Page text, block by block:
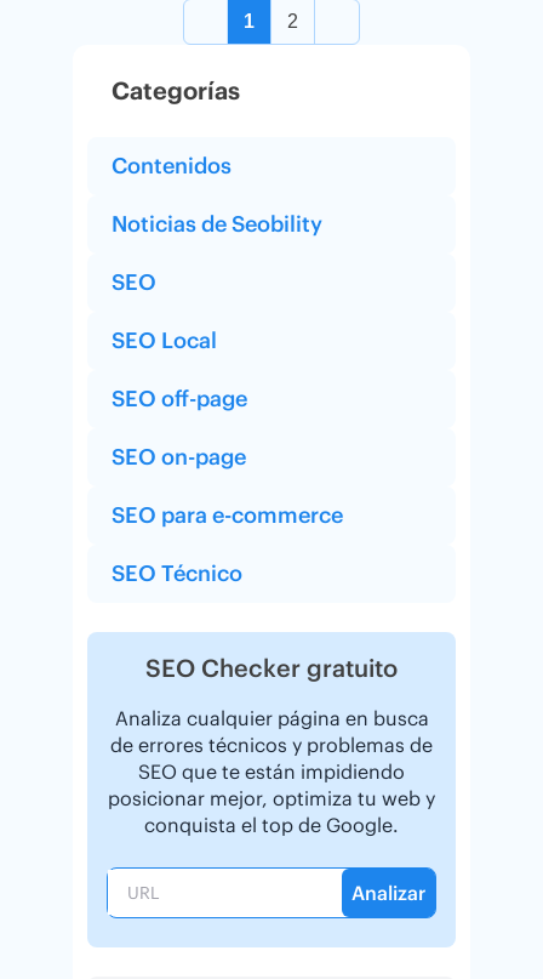
Categorías
Contenidos
Noticias de Seobility
SEO
SEO Local
SEO off-page
SEO on-page
SEO para e-commerce
SEO Técnico
SEO Checker gratuito
Analiza cualquier página en busca
de errores técnicos y problemas de
SEO que te están impidiendo
posicionar mejor, optimiza tu web y
conquista el top de Google.
Analizar
1 2